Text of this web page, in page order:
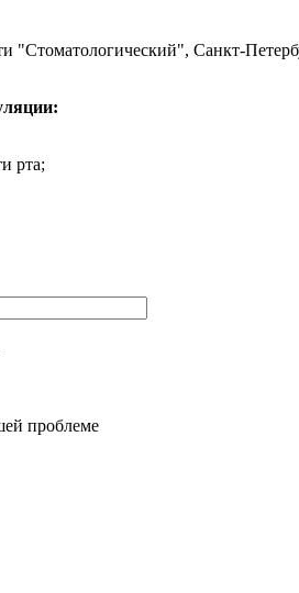
"Стоматологический", Санкт-
рта;
проблеме